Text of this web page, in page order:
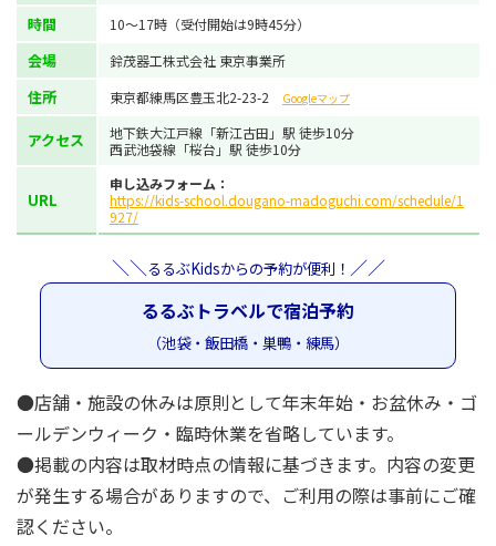
時間 10～17時（受付開始は9時45分）
会場 鈴茂器工株式会社 東京事業所
住所 東京都練馬区豊玉北2-23-2 Googleマップ
アクセス
地下鉄大江戸線「新江古田」駅 徒歩10分
西武池袋線「桜台」駅 徒歩10分
URL
申し込みフォーム：
https://kids-school.dougano-madoguchi.com/schedule/1
927/
＼＼るるぶKidsからの予約が便利！ ／／
るるぶトラベルで宿泊予約
（池袋・飯田橋・巣鴨・練馬）
●店舗・施設の休みは原則として年末年始・お盆休み・ゴ
ールデンウィーク・臨時休業を省略しています。
●掲載の内容は取材時点の情報に基づきます。内容の変更
が発生する場合がありますので、ご利用の際は事前にご確
認ください。